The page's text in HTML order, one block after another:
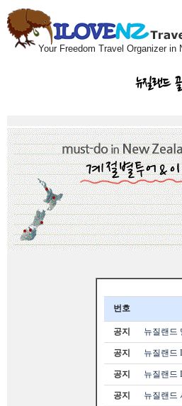
Your Freedom Travel Organizer in
뉴질랜드
번호
공지 뉴질랜드
공지 뉴질랜드
공지 뉴질랜드
공지 뉴질랜드